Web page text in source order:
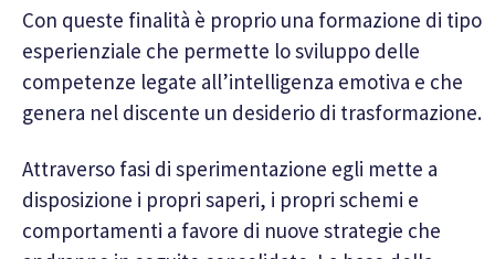
Con queste finalità è proprio una formazione di tipo
esperienziale che permette lo sviluppo delle
competenze legate all’intelligenza emotiva e che
genera nel discente un desiderio di trasformazione.
Attraverso fasi di sperimentazione egli mette a
disposizione i propri saperi, i propri schemi e
comportamenti a favore di nuove strategie che